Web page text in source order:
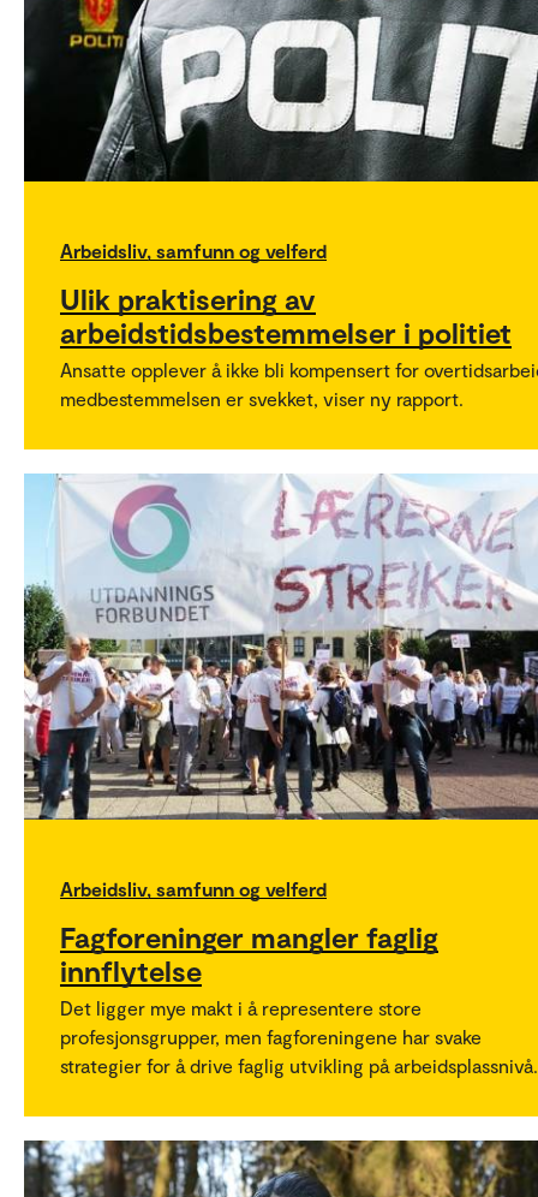
Arbeidsliv, samfunn og velferd
Ulik praktisering av
arbeidstidsbestemmelser i politiet
Ansatte opplever å ikke bli kompensert for
medbestemmelsen er svekket, viser ny rapport.
Arbeidsliv, samfunn og velferd
Fagforeninger mangler faglig
innflytelse
Det ligger mye makt i å representere store
profesjonsgrupper, men fagforeningene har svake
strategier for å drive faglig utvikling på arbeidsplassnivå.